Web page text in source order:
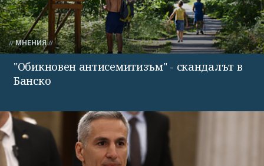
МНЕНИЯ
"Обикновен антисемитизъм" - скандалът в
Банско